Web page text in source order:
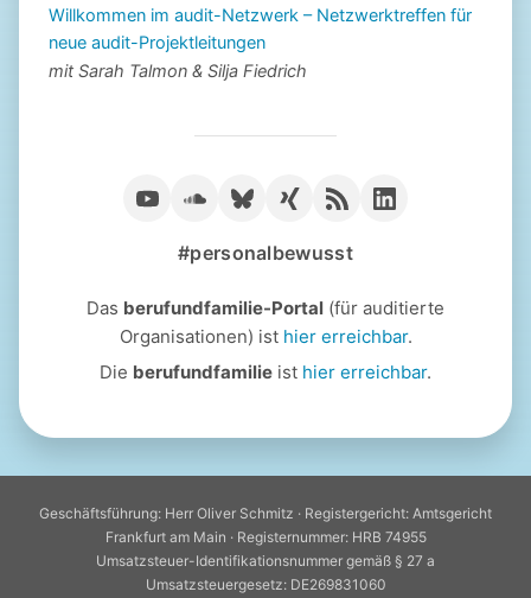
Willkommen im audit-Netzwerk – Netzwerktreffen für
neue audit-Projektleitungen
mit Sarah Talmon & Silja Fiedrich
#personalbewusst
Das berufundfamilie-Portal (für auditierte
Organisationen) ist hier erreichbar.
Die berufundfamilie ist hier erreichbar.
Geschäftsführung: Herr Oliver Schmitz · Registergericht: Amtsgericht
Frankfurt am Main · Registernummer: HRB 74955
Umsatzsteuer-Identifikationsnummer gemäß § 27 a
Umsatzsteuergesetz: DE269831060